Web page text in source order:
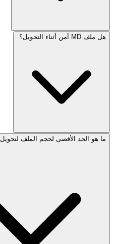
هل ملف MD آمن أثناء التحويل؟
ما هو الحد الأقصى لحجم الملف لتحويل MD إلى PDF؟